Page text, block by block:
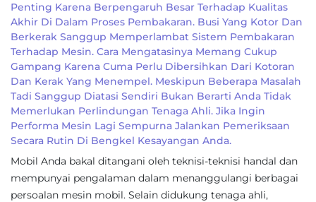
Penting Karena Berpengaruh Besar Terhadap Kualitas
Akhir Di Dalam Proses Pembakaran. Busi Yang Kotor Dan
Berkerak Sanggup Memperlambat Sistem Pembakaran
Terhadap Mesin. Cara Mengatasinya Memang Cukup
Gampang Karena Cuma Perlu Dibersihkan Dari Kotoran
Dan Kerak Yang Menempel. Meskipun Beberapa Masalah
Tadi Sanggup Diatasi Sendiri Bukan Berarti Anda Tidak
Memerlukan Perlindungan Tenaga Ahli. Jika Ingin
Performa Mesin Lagi Sempurna Jalankan Pemeriksaan
Secara Rutin Di Bengkel Kesayangan Anda.
Mobil Anda bakal ditangani oleh teknisi-teknisi handal dan
mempunyai pengalaman dalam menanggulangi berbagai
persoalan mesin mobil. Selain didukung tenaga ahli,